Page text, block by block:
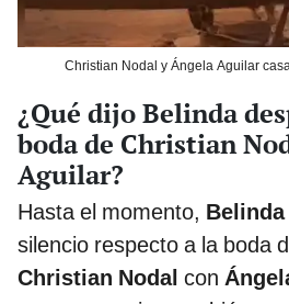
Christian Nodal y Ángela Aguilar
¿Qué dijo Belinda
boda de Christian
Aguilar?
Hasta el momento, Belinda
silencio respecto a la boda
Christian Nodal con